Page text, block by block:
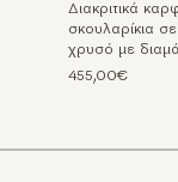
Διακριτικά
σκουλαρίκια
χρυσό με
455,00€